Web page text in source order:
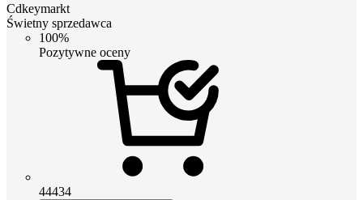
Cdkeymarkt
Świetny sprzedawca
100%
Pozytywne oceny
44434